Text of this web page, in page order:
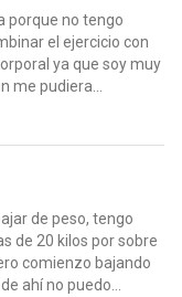
porque no tengo
el ejercicio con
ya que soy muy
me pudiera...
de peso, tengo
de 20 kilos por sobre
comienzo bajando
ahí no puedo...